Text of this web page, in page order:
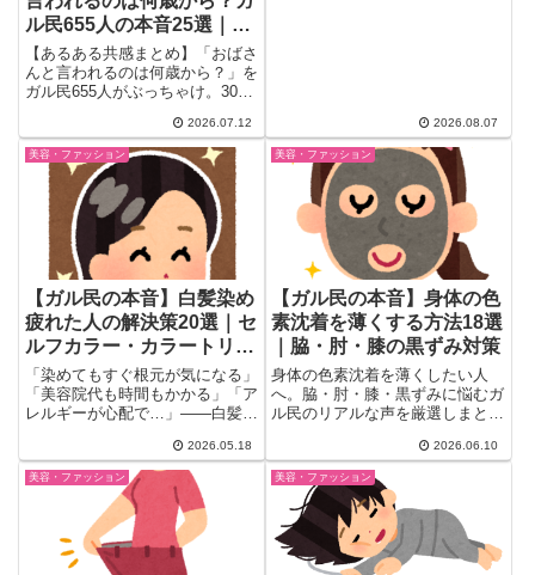
ル民655人の本音25選｜体
型・肌・声で分かる境界線
【あるある共感まとめ】「おばさ
んと言われるのは何歳から？」を
ガル民655人がぶっちゃけ。30
型・肌のハリ・声で分かる境界線
のリアルな声25選と、内田有
紀・天海祐希論争もあわせて紹
介。
2026.07.12 2026.08.07
美容・ファッション
【ガル民の本音】白髪染め
疲れた人の解決策20選｜セ
ルフカラー・カラートリー
トメント・グレイヘア移行
の体験談まとめ
「染めてもすぐ根元が気になる」
「美容院代も時間もかかる」「ア
レルギーが心配で…」——白髪染
2026.05.18
美容・ファッション
【ガル民の本音】身体の色
素沈着を薄くする方法18選
｜脇・肘・膝の黒ずみ対策
身体の色素沈着を薄くしたい人
へ。脇・肘・膝・黒ずみに悩むガ
ル民のリアルな声を厳選しまとめ
ンCの市販ケア、美容皮膚科の内
服薬、こすらない摩擦対策、隠す
カバーファンデまで、検索しても
出てこない本音と実体験を一気に
チェック。
2026.06.10
美容・ファッション 美容・ファッション